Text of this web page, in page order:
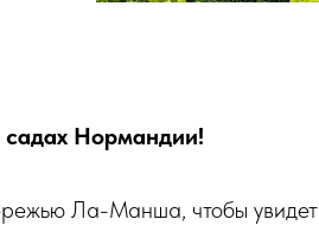
садах Нормандии!
Ла-Манша, чтобы